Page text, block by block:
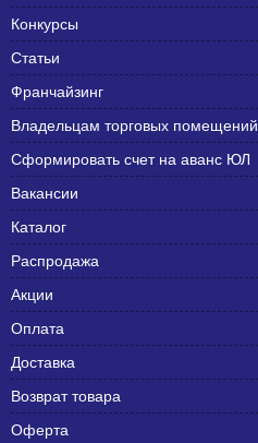
Конкурсы
Статьи
Франчайзинг
Владельцам торговых помещений
Сформировать счет на аванс ЮЛ
Вакансии
Каталог
Распродажа
Акции
Оплата
Доставка
Возврат товара
Оферта